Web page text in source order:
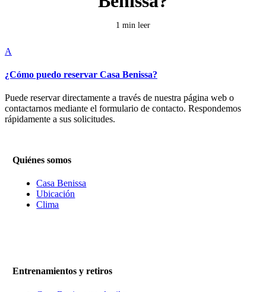
1 min leer
A
¿Cómo puedo reservar Casa Benissa?
Puede reservar directamente a través de nuestra página web o
contactarnos mediante el formulario de contacto. Respondemos
rápidamente a sus solicitudes.
Quiénes somos
Casa Benissa
Ubicación
Clima
Entrenamientos y retiros